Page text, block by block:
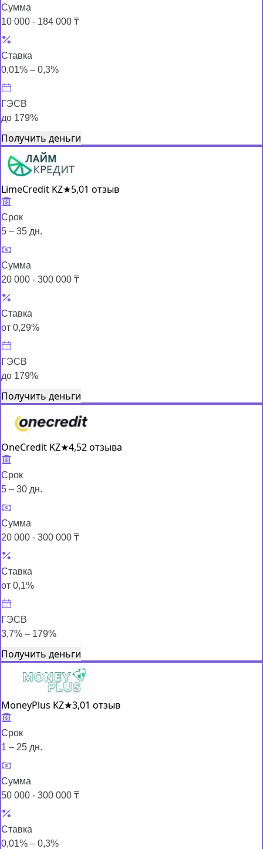
Сумма
10 000 - 184 000 ₸
Ставка
0,01% – 0,3%
ГЭСВ
до 179%
Получить деньги
LimeCredit KZ★5,01 отзыв
Срок
5 – 35 дн.
Сумма
20 000 - 300 000 ₸
Ставка
от 0,29%
ГЭСВ
до 179%
Получить деньги
OneCredit KZ★4,52 отзыва
Срок
5 – 30 дн.
Сумма
20 000 - 300 000 ₸
Ставка
от 0,1%
ГЭСВ
3,7% – 179%
Получить деньги
MoneyPlus KZ★3,01 отзыв
Срок
1 – 25 дн.
Сумма
50 000 - 300 000 ₸
Ставка
0,01% – 0,3%